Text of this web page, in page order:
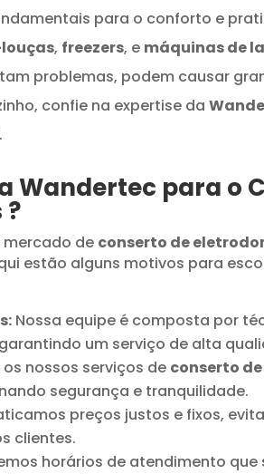
para o conforto e
, freezers, e máquinas de
problemas, podem causar
confie na expertise da
Wandertec para o
?
de conserto de
estão alguns motivos para
Nossa equipe é composta por
um serviço de alta
nossos serviços de conserto
segurança e tranquilidade.
preços justos e fixos,
clientes.
horários de atendimento que